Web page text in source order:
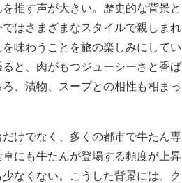
推す声が大きい。歴史的な背景と
はさまざまなスタイルで親しまれ
味わうことを旅の楽しみにしてい
と、肉がもつジューシーさと香ば
、漬物、スープとの相性も相まっ
けでなく、多くの都市で牛たん専
にも牛たんが登場する頻度が上昇
なくない。こうした背景には、ク